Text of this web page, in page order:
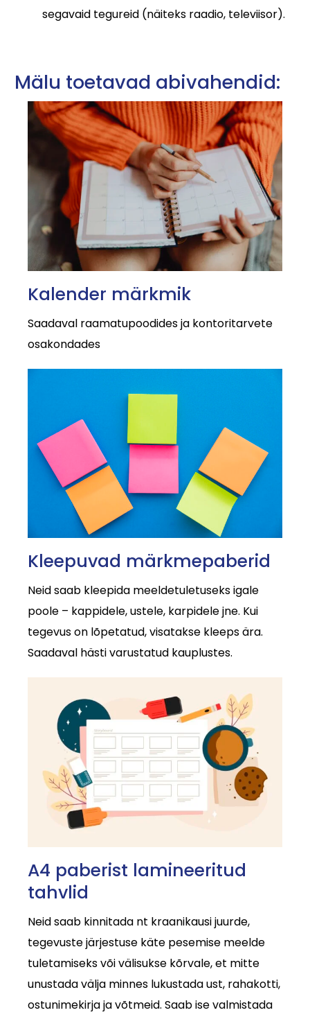
segavaid tegureid (näiteks raadio, televiisor).
Mälu toetavad abivahendid:
Kalender märkmik
Saadaval raamatupoodides ja kontoritarvete
osakondades
Kleepuvad märkmepaberid
Neid saab kleepida meeldetuletuseks igale
poole – kappidele, ustele, karpidele jne. Kui
tegevus on lõpetatud, visatakse kleeps ära.
Saadaval hästi varustatud kauplustes.
A4 paberist lamineeritud
tahvlid
Neid saab kinnitada nt kraanikausi juurde,
tegevuste järjestuse käte pesemise meelde
tuletamiseks või välisukse kõrvale, et mitte
unustada välja minnes lukustada ust, rahakotti,
ostunimekirja ja võtmeid. Saab ise valmistada